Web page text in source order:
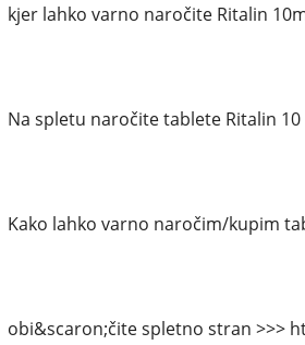
kjer lahko varno naročite Ritalin
Na spletu naročite tablete Ritalin
Kako lahko varno naročim/kupim
obi&scaron;čite spletno stran >>>